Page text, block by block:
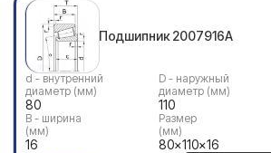
Подшипник 2007916А
d - внутренний
диаметр (мм)
80
D - наружный
диаметр (мм)
110
В - ширина
(мм)
16
Размер
(мм)
80x110x16